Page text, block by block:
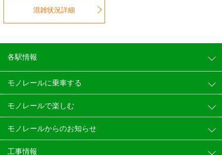
混雑状況詳細
各駅情報
モノレールに乗車する
モノレールで楽しむ
モノレールからのお知らせ
工事情報